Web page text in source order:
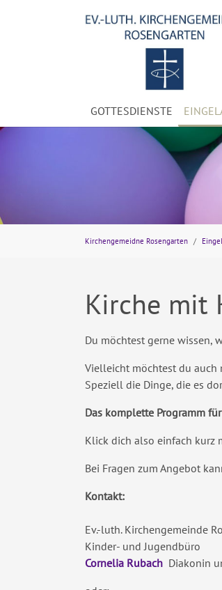
GOTTESDIENSTE
Kirchengemeidne Rosengarten
Kirche mit
Du möchtest gerne wissen,
Vielleicht möchtest du auch
Speziell die Dinge, die es
Das komplette Programm
Klick dich also einfach kurz
Bei Fragen zum Angebot
Kontakt:
Ev.-luth. Kirchengemeinde
Kinder- und Jugendbüro
Cornelia Rubach Diakonin